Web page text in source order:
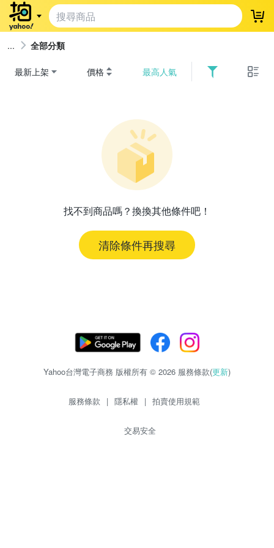
登
全部分類
最新上架 價格 最高人氣
找不到商品嗎？換換其他條件吧！
清除條件再搜尋
Yahoo台灣電子商務 版權所有 © 2026 服務條款(更新)
服務條款 | 隱私權 | 拍賣使用規範
交易安全